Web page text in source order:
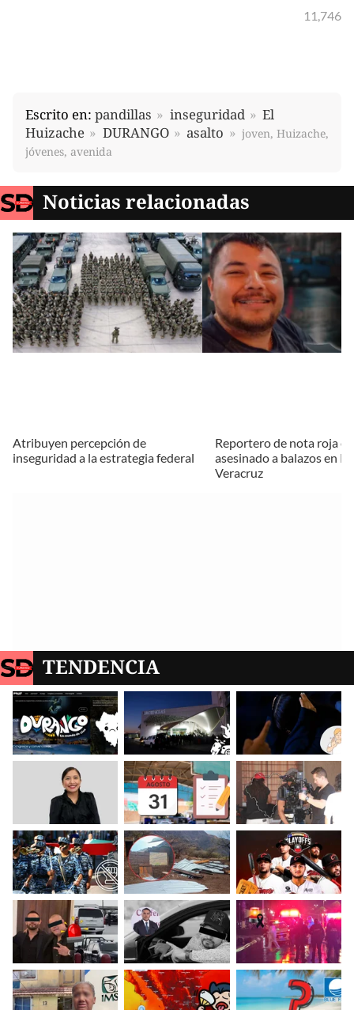
11,746
Escrito en: pandillas inseguridad
El
Huizache
DURANGO asalto
joven, Huizache,
jóvenes, avenida
Noticias relacionadas
Atribuyen percepción de
inseguridad a la estrategia federal
Reportero de nota roja es
asesinado a balazos en
Veracruz
TENDENCIA